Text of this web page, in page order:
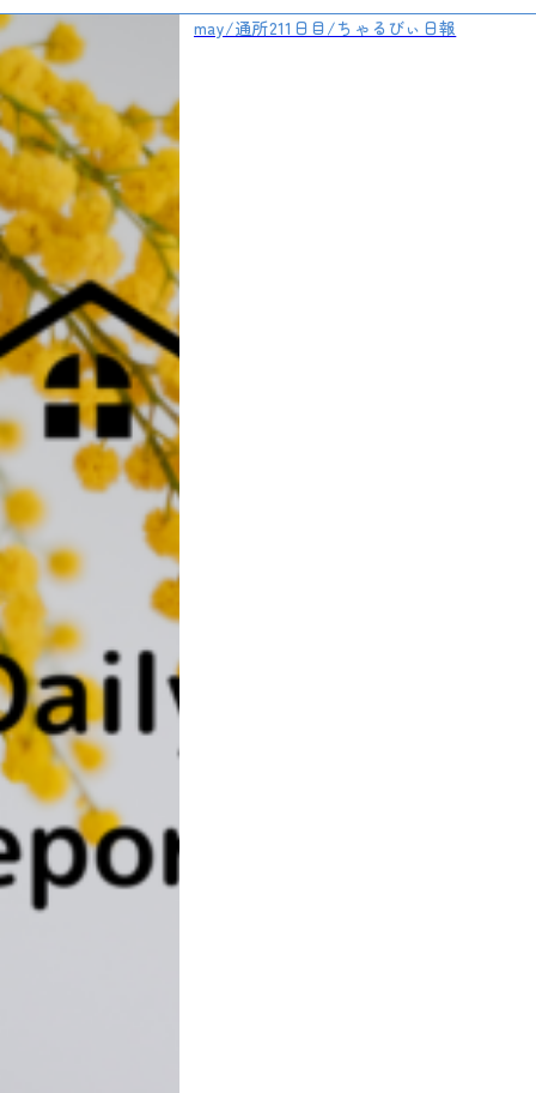
may/通所211日目/ちゃるびぃ日報